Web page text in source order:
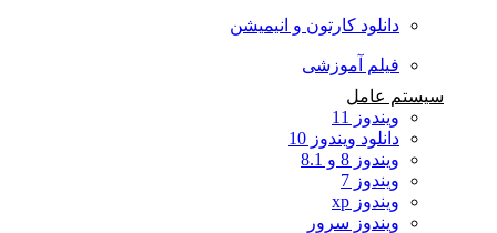
دانلود کارتون و انیمیشن
فیلم آموزشی
سیستم عامل
ویندوز 11
دانلود ویندوز 10
ویندوز 8 و 8.1
ویندوز 7
ویندوز xp
ویندوز سرور